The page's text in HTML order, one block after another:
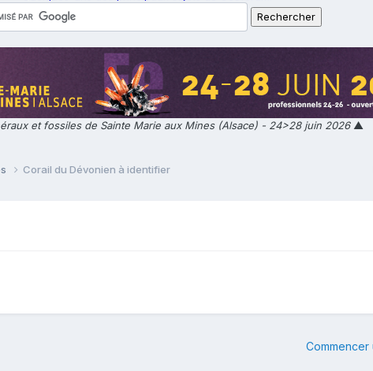
et fossiles de Sainte Marie aux Mines (Alsace) - 24>28 juin 2026▲
Corail du Dévonien à identifier
Commencer